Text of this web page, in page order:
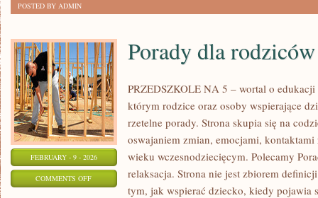
POSTED BY ADMIN
FEBRUARY - 9 - 2026
COMMENTS OFFON
Porady dla rodziców
PRZEDSZKOLE NA 5 – wortal o
którym rodzice oraz osoby wspierające
rzetelne porady. Strona skupia się na
oswajaniem zmian, emocjami,
wieku wczesnodziecięcym. Polecamy
relaksacja. Strona nie jest zbiorem
tym, jak wspierać dziecko, kiedy pojawia